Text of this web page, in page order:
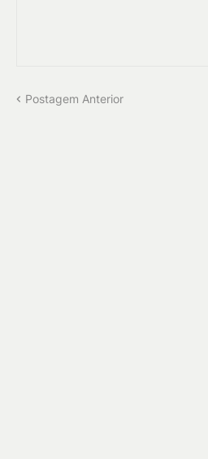
Postagem Anterior